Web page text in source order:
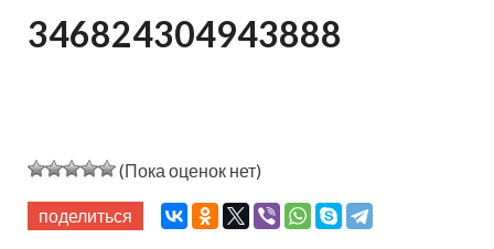
346824304943888
(Пока оценок нет)
поделиться